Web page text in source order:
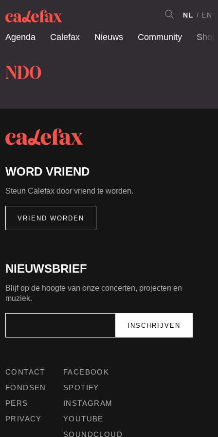
Agenda Calefax Nieuws Community Shop
NL EN
NDO
CONTACT
FONDSEN
PERS
PRIVACY
FACEBOOK
SPOTIFY
INSTAGRAM
YOUTUBE
SOUNDCLOUD
NIEUWSBRIEF
Blijf op de hoogte van onze concerten, projecten en
muziek.
WORD VRIEND
Steun Calefax door vriend te worden.
VRIEND WORDEN